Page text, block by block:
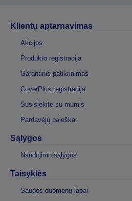
Klientų aptarnavimas
Akcijos
Produkto registracija
Garantinis patikrinimas
CoverPlus registracija
Susisiekite su mumis
Pardavėjų paieška
Sąlygos
Naudojimo sąlygos
Taisyklės
Saugos duomenų lapai